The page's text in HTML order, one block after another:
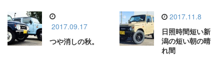
2017.09.17
つや消しの秋。
2017.11.8
日照時間短い新
潟の短い朝の晴
れ間